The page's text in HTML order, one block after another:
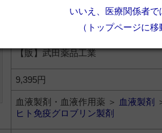
乾燥抗破傷風人免疫グロブリン
【販】武田薬品工業
9,395円
血液製剤・血液作用薬 ＞ 血液製剤
ヒト免疫グロブリン製剤
いいえ、医療関係者で
（トップページに移